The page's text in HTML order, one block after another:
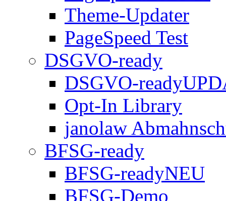
Theme-Updater
PageSpeed Test
DSGVO-ready
DSGVO-ready
Opt-In Library
janolaw
BFSG-ready
BFSG-readyNEU
BFSG-Demo